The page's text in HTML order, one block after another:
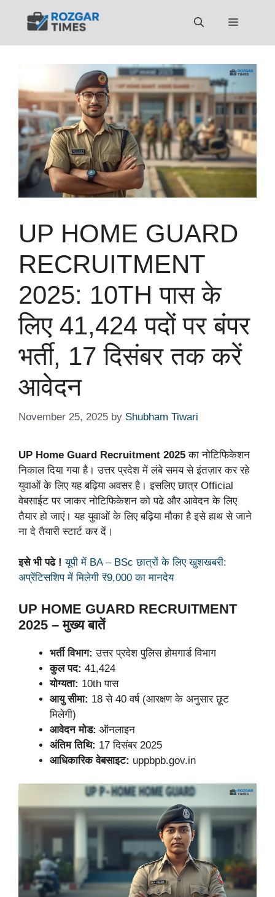
Menu
UP HOME GUARD
RECRUITMENT
2025: 10TH पास के
लिए 41,424 पदों पर बंपर
भर्ती, 17 दिसंबर तक करें
आवेदन
November 25, 2025 by Shubham Tiwari
UP Home Guard Recruitment 2025 का नोटिफिकेशन
निकाल दिया गया है। उत्तर प्रदेश में लंबे समय से इंतज़ार कर रहे
युवाओं के लिए यह बढ़िया अवसर है। इसलिए छात्र Official
वेबसाईट पर जाकर नोटिफिकेशन को पढे और आवेदन के लिए
तैयार हो जाएं। यह युवाओं के लिए बढ़िया मौका है इसे हाथ से जाने
ना दे तैयारी स्टार्ट कर दें।
इसे भी पढे ! यूपी में BA – BSc छात्रों के लिए खुशखबरी:
अप्रेंटिसशिप में मिलेगी ₹9,000 का मानदेय
UP HOME GUARD RECRUITMENT
2025 – मुख्य बातें
भर्ती विभाग: उत्तर प्रदेश पुलिस होमगार्ड विभाग
कुल पद: 41,424
योग्यता: 10th पास
आयु सीमा: 18 से 40 वर्ष (आरक्षण के अनुसार छूट
मिलेगी)
आवेदन मोड: ऑनलाइन
अंतिम तिथि: 17 दिसंबर 2025
आधिकारिक वेबसाइट: uppbpb.gov.in